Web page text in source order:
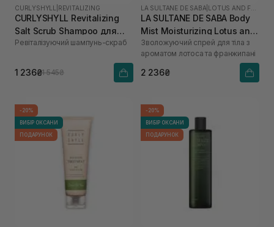
CURLYSHYLL REVITALIZING
CURLYSHYLL Revitalizing
Salt Scrub Shampoo для
ослабленої шкіри голови
Ревіталізуючий шампунь-скраб
1 236₴1 545₴
LA SULTANE DE SABA
LA SULTANE DE SABA Body
Mist Moisturizing Lotus and
Frangipani Flower 200 мл
Зволожуючий спрей для тіла з
ароматом лотоса та франжипані
2 236₴
-20%
ВИБІР ОКСАНИ
ПОДАРУНОК
-20%
ВИБІР ОКСАНИ
ПОДАРУНОК